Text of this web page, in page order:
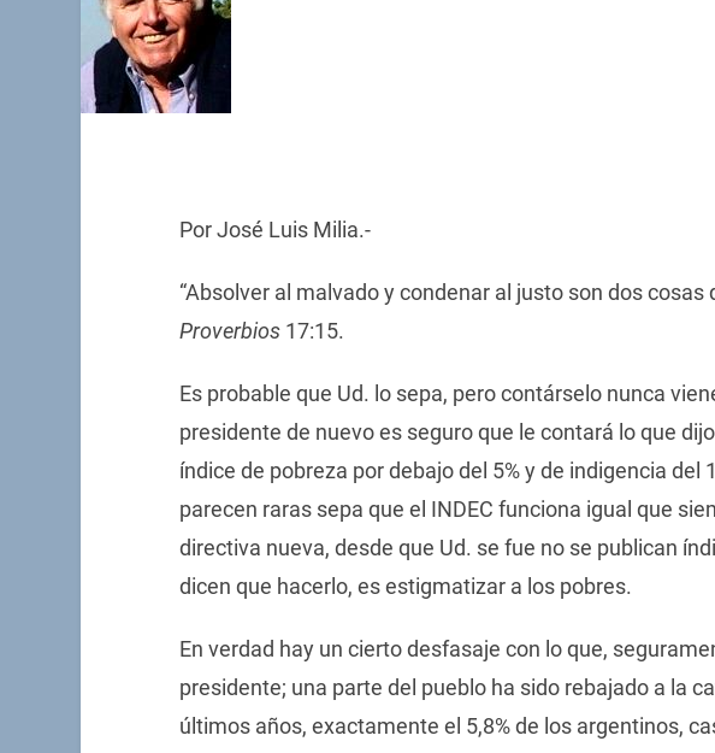
Por José Luis Milia.-
“Absolver al malvado y condenar al justo son dos cosas
Proverbios17:15.
Es probable que Ud. lo sepa, pero contárselo nunca
presidente de nuevo es seguro que le contará lo que
índice de pobreza por debajo del 5% y de indigencia del
parecen raras sepa que el INDEC funciona igual que
directiva nueva, desde que Ud. se fue no se publican
dicen que hacerlo, es estigmatizar a los pobres.
En verdad hay un cierto desfasaje con lo que,
presidente; una parte del pueblo ha sido rebajado a la
últimos años, exactamente el 5,8% de los argentinos,